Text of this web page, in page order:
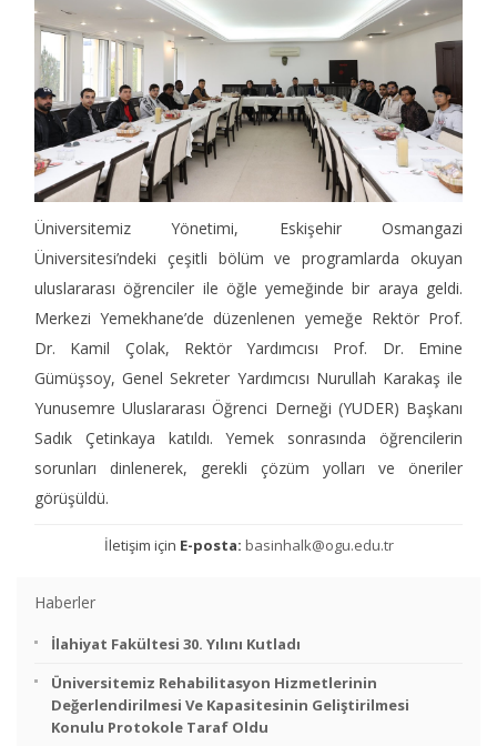
Üniversitemiz Yönetimi, Eskişehir Osmangazi
Üniversitesi’ndeki çeşitli bölüm ve programlarda okuyan
uluslararası öğrenciler ile öğle yemeğinde bir araya geldi.
Merkezi Yemekhane’de düzenlenen yemeğe Rektör Prof.
Dr. Kamil Çolak, Rektör Yardımcısı Prof. Dr. Emine
Gümüşsoy, Genel Sekreter Yardımcısı Nurullah Karakaş ile
Yunusemre Uluslararası Öğrenci Derneği (YUDER) Başkanı
Sadık Çetinkaya katıldı. Yemek sonrasında öğrencilerin
sorunları dinlenerek, gerekli çözüm yolları ve öneriler
görüşüldü.
İletişim için E-posta: basinhalk@ogu.edu.tr
Haberler
İlahiyat Fakültesi 30. Yılını Kutladı
Üniversitemiz Rehabilitasyon Hizmetlerinin
Değerlendirilmesi Ve Kapasitesinin Geliştirilmesi
Konulu Protokole Taraf Oldu